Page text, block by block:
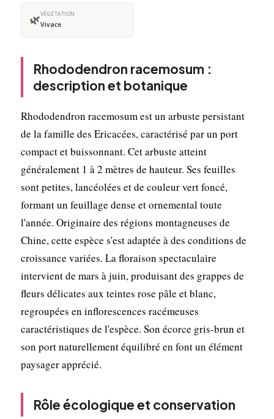
🌿VÉGÉTATION
Vivace
Rhododendron racemosum :
description et botanique
Rhododendron racemosum est un arbuste persistant
de la famille des Ericacées, caractérisé par un port
compact et buissonnant. Cet arbuste atteint
généralement 1 à 2 mètres de hauteur. Ses feuilles
sont petites, lancéolées et de couleur vert foncé,
formant un feuillage dense et ornemental toute
l'année. Originaire des régions montagneuses de
Chine, cette espèce s'est adaptée à des conditions de
croissance variées. La floraison spectaculaire
intervient de mars à juin, produisant des grappes de
fleurs délicates aux teintes rose pâle et blanc,
regroupées en inflorescences racémeuses
caractéristiques de l'espèce. Son écorce gris-brun et
son port naturellement équilibré en font un élément
paysager apprécié.
Rôle écologique et conservation